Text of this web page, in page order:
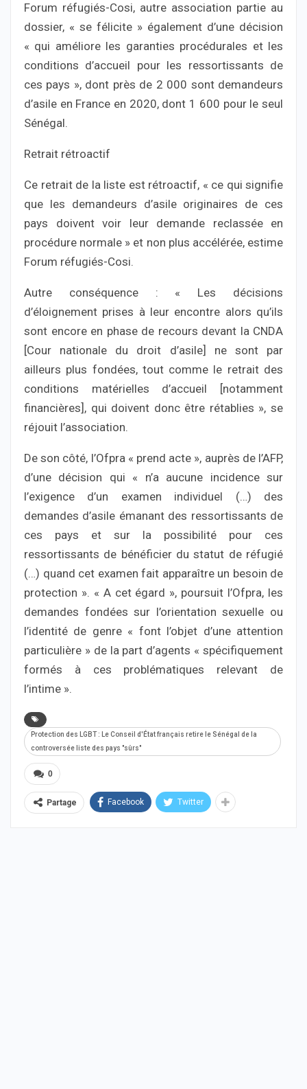
Forum réfugiés-Cosi, autre association partie au
dossier, « se félicite » également d’une décision
« qui améliore les garanties procédurales et les
conditions d’accueil pour les ressortissants de
ces pays », dont près de 2 000 sont demandeurs
d’asile en France en 2020, dont 1 600 pour le seul
Sénégal.
Retrait rétroactif
Ce retrait de la liste est rétroactif, « ce qui signifie
que les demandeurs d’asile originaires de ces
pays doivent voir leur demande reclassée en
procédure normale » et non plus accélérée, estime
Forum réfugiés-Cosi.
Autre conséquence : « Les décisions
d’éloignement prises à leur encontre alors qu’ils
sont encore en phase de recours devant la CNDA
[Cour nationale du droit d’asile] ne sont par
ailleurs plus fondées, tout comme le retrait des
conditions matérielles d’accueil [notamment
financières], qui doivent donc être rétablies », se
réjouit l’association.
De son côté, l’Ofpra « prend acte », auprès de l’AFP,
d’une décision qui « n’a aucune incidence sur
l’exigence d’un examen individuel (…) des
demandes d’asile émanant des ressortissants de
ces pays et sur la possibilité pour ces
ressortissants de bénéficier du statut de réfugié
(…) quand cet examen fait apparaître un besoin de
protection ». « A cet égard », poursuit l’Ofpra, les
demandes fondées sur l’orientation sexuelle ou
l’identité de genre « font l’objet d’une attention
particulière » de la part d’agents « spécifiquement
formés à ces problématiques relevant de
l’intime ».
Protection des LGBT : Le Conseil d'État français retire le Sénégal de la
controversée liste des pays "sûrs"
0
Partage Facebook Twitter